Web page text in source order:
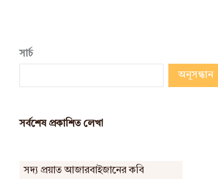
সার্চ
অনূসন্ধান
সর্বশেষ প্রকাশিত লেখা
সদ্য প্রয়াত আজারবাইজানের কবি